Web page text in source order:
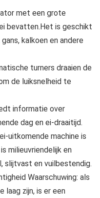
met een grote
bevatten.Het is geschikt
kalkoen en andere
turners draaien de
de luiksnelheid te
informatie over
dag en ei-draaitijd.
uitkomende machine is
milieuvriendelijk en
slijtvast en vuilbestendig.
Waarschuwing: als
laag zijn, is er een